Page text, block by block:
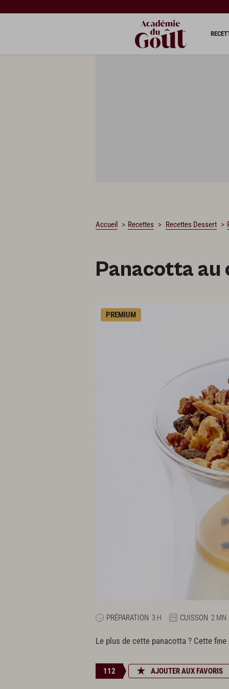
Accueil Recettes Recettes Dessert
Panacotta
PREMIUM
PRÉPARATION 3 H CUISSON 2 MN
Le plus de cette panacotta ? Cette
112 AJOUTER AUX FAVORIS
CHARGEMENT…